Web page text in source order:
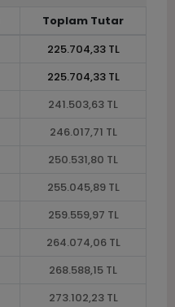
Toplam Tutar
225.704,33 TL
225.704,33 TL
241.503,63 TL
246.017,71 TL
250.531,80 TL
255.045,89 TL
259.559,97 TL
264.074,06 TL
268.588,15 TL
273.102,23 TL